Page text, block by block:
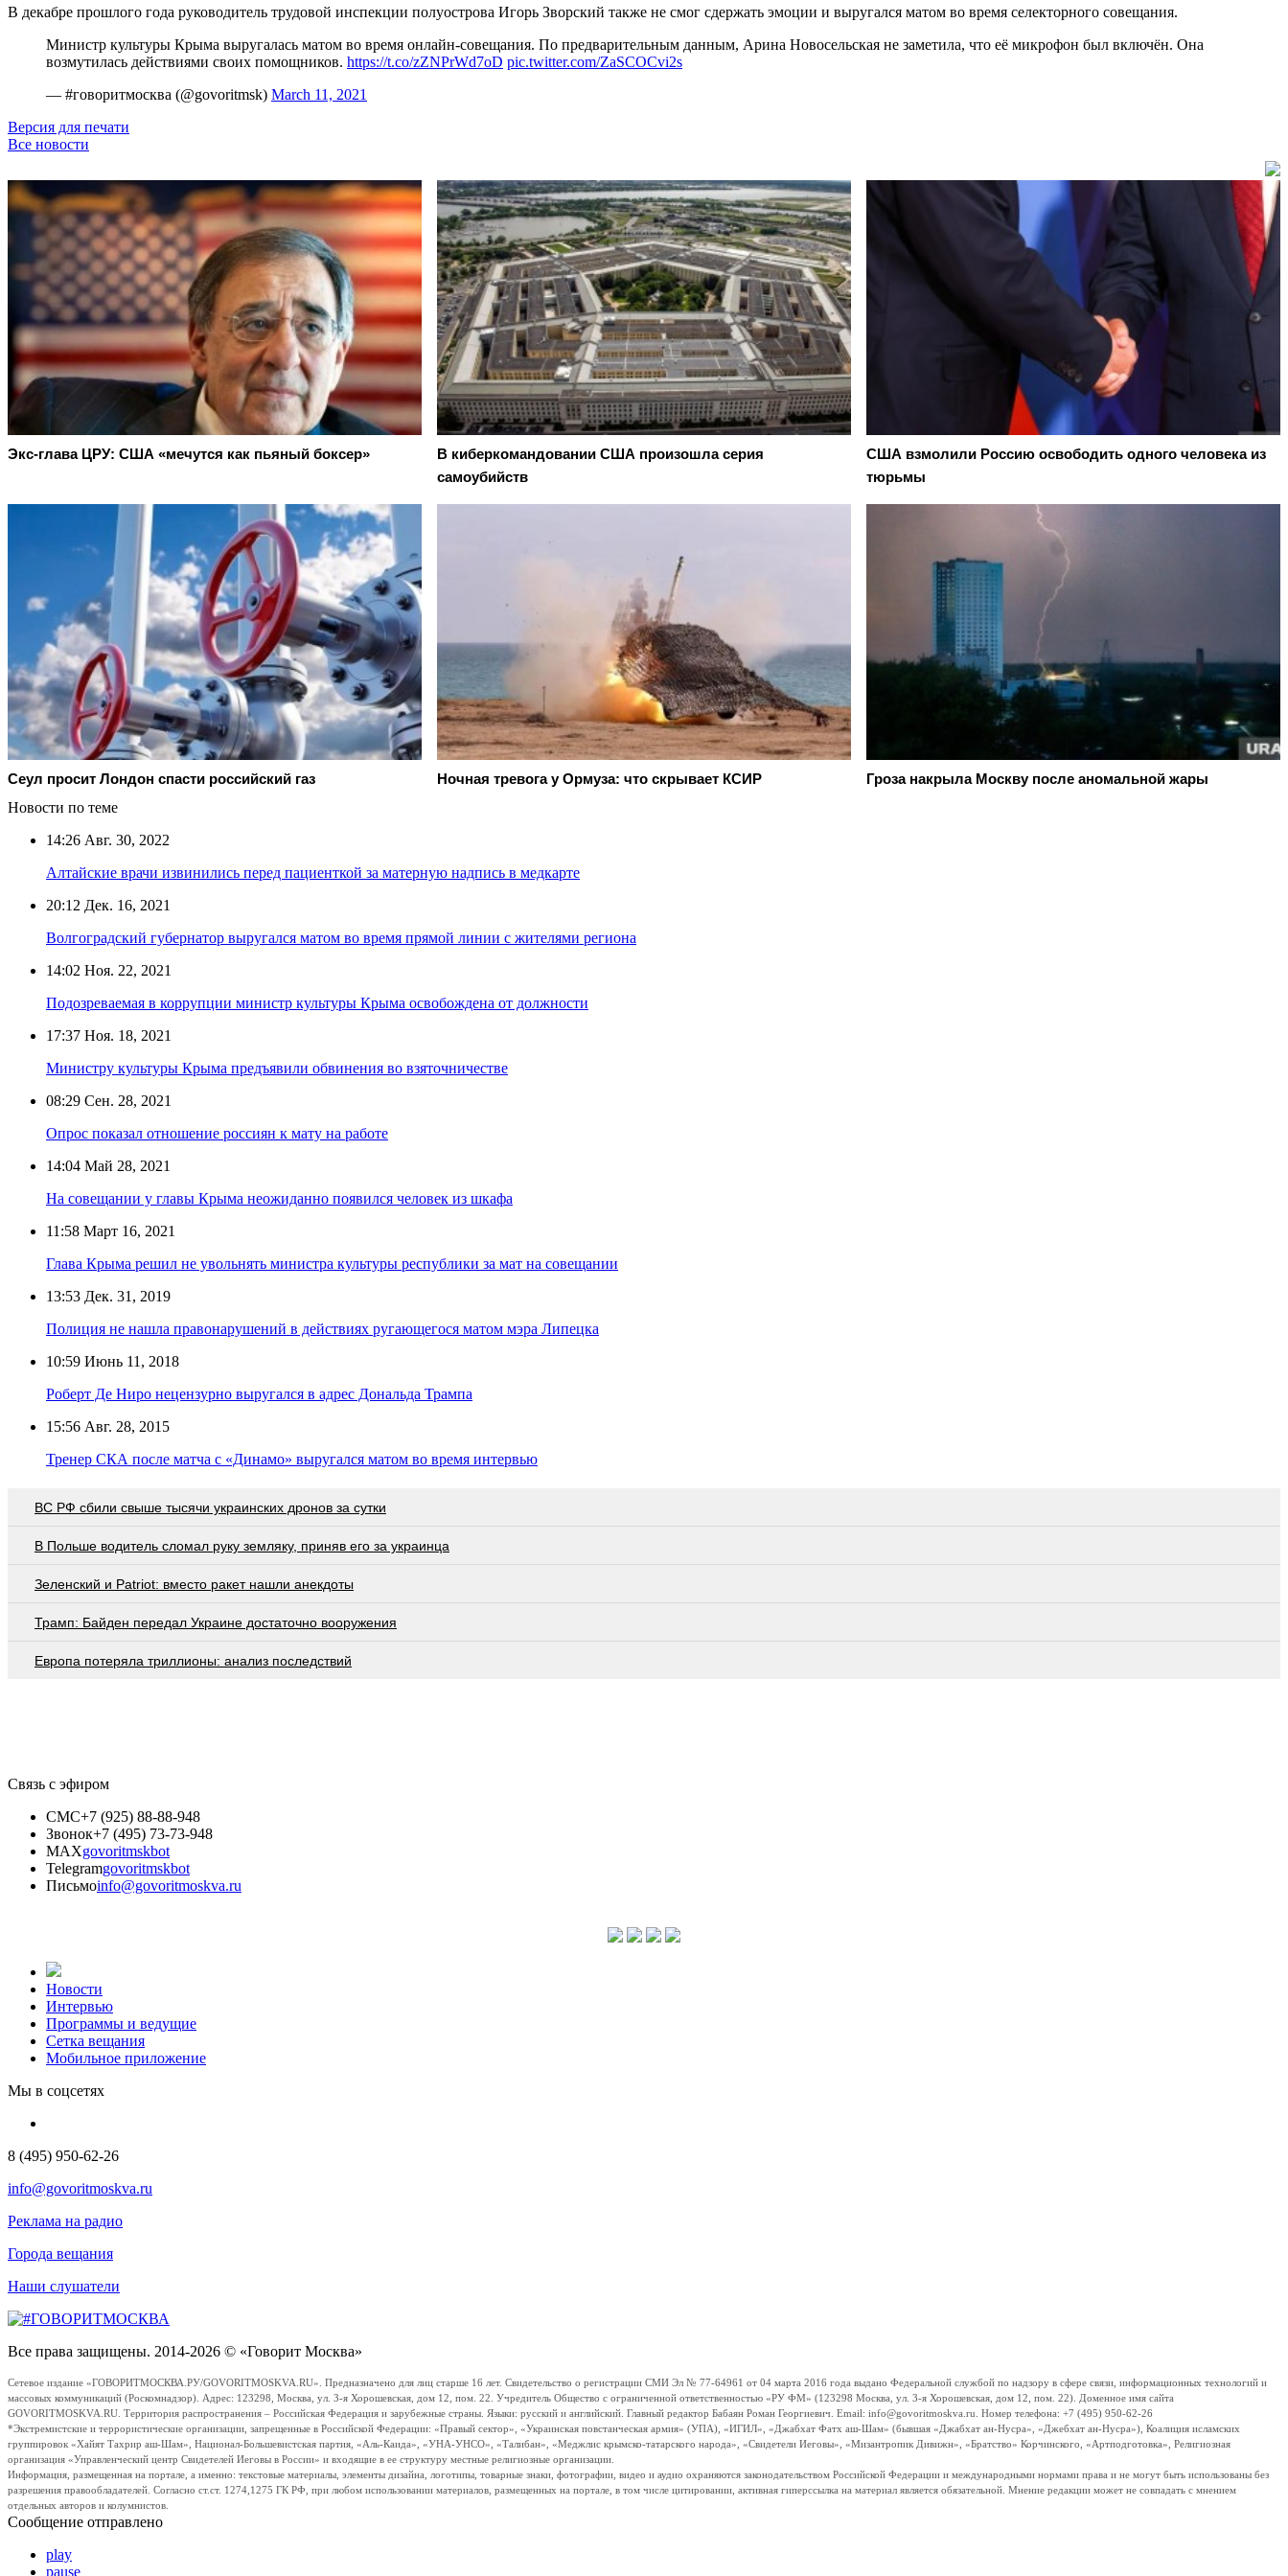
В декабре прошлого года руководитель трудовой инспекции полуострова Игорь Зворский также не смог сдержать эмоции и выругался матом во время селекторного совещания.
Министр культуры Крыма выругалась матом во время онлайн-совещания. По предварительным данным, Арина Новосельская не заметила, что её микрофон был включён. Она
возмутилась действиями своих помощников. https://t.co/zZNPrWd7oD pic.twitter.com/ZaSCOCvi2s
— #говоритмосква (@govoritmsk) March 11, 2021
Версия для печати
Все новости
Экс-глава ЦРУ: США «мечутся как пьяный боксер»
В киберкомандовании США произошла серия
самоубийств
США взмолили Россию освободить одного человека из
тюрьмы
Сеул просит Лондон спасти российский газ Ночная тревога у Ормуза: что скрывает КСИР
Гроза накрыла Москву после аномальной жары
Новости по теме
14:26 Авг. 30, 2022
Алтайские врачи извинились перед пациенткой за матерную надпись в медкарте
20:12 Дек. 16, 2021
Волгоградский губернатор выругался матом во время прямой линии с жителями региона
14:02 Ноя. 22, 2021
Подозреваемая в коррупции министр культуры Крыма освобождена от должности
17:37 Ноя. 18, 2021
Министру культуры Крыма предъявили обвинения во взяточничестве
08:29 Сен. 28, 2021
Опрос показал отношение россиян к мату на работе
14:04 Май 28, 2021
На совещании у главы Крыма неожиданно появился человек из шкафа
11:58 Март 16, 2021
Глава Крыма решил не увольнять министра культуры республики за мат на совещании
13:53 Дек. 31, 2019
Полиция не нашла правонарушений в действиях ругающегося матом мэра Липецка
10:59 Июнь 11, 2018
Роберт Де Ниро нецензурно выругался в адрес Дональда Трампа
15:56 Авг. 28, 2015
Тренер СКА после матча с «Динамо» выругался матом во время интервью
ВС РФ сбили свыше тысячи украинских дронов за сутки
В Польше водитель сломал руку земляку, приняв его за украинца
Зеленский и Patriot: вместо ракет нашли анекдоты
Трамп: Байден передал Украине достаточно вооружения
Европа потеряла триллионы: анализ последствий
Связь с эфиром
СМС+7 (925) 88-88-948
Звонок+7 (495) 73-73-948
MAXgovoritmskbot
Telegramgovoritmskbot
Письмоinfo@govoritmoskva.ru
Новости
Интервью
Программы и ведущие
Сетка вещания
Мобильное приложение
Мы в соцсетях
8 (495) 950-62-26
info@govoritmoskva.ru
Реклама на радио
Города вещания
Наши слушатели
Все права защищены. 2014-2026 © «Говорит Москва»
Сетевое издание «ГОВОРИТМОСКВА.РУ/GOVORITMOSKVA.RU». Предназначено для лиц старше 16 лет. Свидетельство о регистрации СМИ Эл № 77-64961 от 04 марта 2016 года выдано Федеральной службой по надзору в сфере связи, информационных технологий и
массовых коммуникаций (Роскомнадзор). Адрес: 123298, Москва, ул. 3-я Хорошевская, дом 12, пом. 22. Учредитель Общество с ограниченной ответственностью «РУ ФМ» (123298 Москва, ул. 3-я Хорошевская, дом 12, пом. 22). Доменное имя сайта
GOVORITMOSKVA.RU. Территория распространения – Российская Федерация и зарубежные страны. Языки: русский и английский. Главный редактор Бабаян Роман Георгиевич. Email: info@govoritmoskva.ru. Номер телефона: +7 (495) 950-62-26
*Экстремистские и террористические организации, запрещенные в Российской Федерации: «Правый сектор», «Украинская повстанческая армия» (УПА), «ИГИЛ», «Джабхат Фатх аш-Шам» (бывшая «Джабхат ан-Нусра», «Джебхат ан-Нусра»), Коалиция исламских
группировок «Хайят Тахрир аш-Шам», Национал-Большевистская партия, «Аль-Каида», «УНА-УНСО», «Талибан», «Меджлис крымско-татарского народа», «Свидетели Иеговы», «Мизантропик Дивижн», «Братство» Корчинского, «Артподготовка», Религиозная
организация «Управленческий центр Свидетелей Иеговы в России» и входящие в ее структуру местные религиозные организации.
Информация, размещенная на портале, а именно: текстовые материалы, элементы дизайна, логотипы, товарные знаки, фотографии, видео и аудио охраняются законодательством Российской Федерации и международными нормами права и не могут быть использованы без
разрешения правообладателей. Согласно ст.ст. 1274,1275 ГК РФ, при любом использовании материалов, размещенных на портале, в том числе цитировании, активная гиперссылка на материал является обязательной. Мнение редакции может не совпадать с мнением
отдельных авторов и колумнистов.
Сообщение отправлено
play
pause